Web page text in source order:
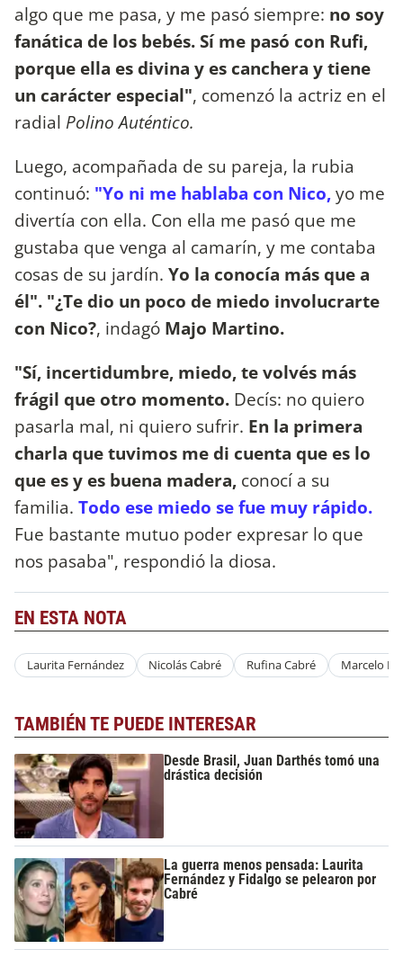
algo que me pasa, y me pasó siempre: no soy
fanática de los bebés. Sí me pasó con Rufi,
porque ella es divina y es canchera y tiene
un carácter especial", comenzó la actriz en el
radial Polino Auténtico.
Luego, acompañada de su pareja, la rubia
continuó: "Yo ni me hablaba con Nico,yo me
divertía con ella. Con ella me pasó que me
gustaba que venga al camarín, y me contaba
cosas de su jardín. Yo la conocía más que a
él". "¿Te dio un poco de miedo involucrarte
con Nico?, indagó Majo Martino.
"Sí, incertidumbre, miedo, te volvés más
frágil que otro momento. Decís: no quiero
pasarla mal, ni quiero sufrir. En la primera
charla que tuvimos me di cuenta que es lo
que es y es buena madera, conocí a su
familia. Todo ese miedo se fue muy rápido.
Fue bastante mutuo poder expresar lo que
nos pasaba", respondió la diosa.
EN ESTA NOTA
Laurita Fernández Nicolás Cabré Rufina Cabré Marcelo
TAMBIÉN TE PUEDE INTERESAR
Desde Brasil, Juan Darthés tomó una
drástica decisión
La guerra menos pensada: Laurita
Fernández y Fidalgo se pelearon por
Cabré